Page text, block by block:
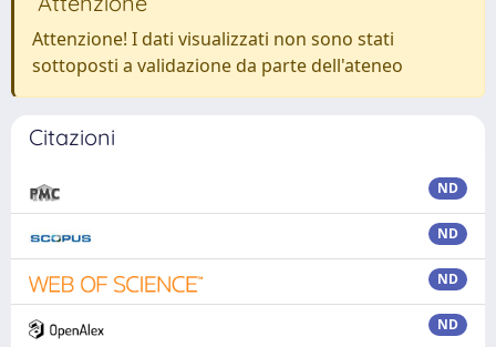
Attenzione! I dati visualizzati non sono stati
sottoposti a validazione da parte dell'ateneo
Citazioni
ND
ND
ND
ND